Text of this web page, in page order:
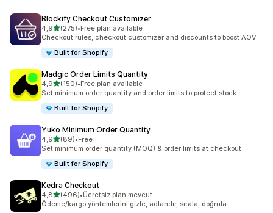
Blockify Checkout Customizer
4,95 yıldız üzerinden
(275)
toplam 275 değerlendirme
•Free plan available
Checkout rules, checkout customizer and discounts to boost AOV
Built for Shopify
Madgic Order Limits Quantity
4,95 yıldız üzerinden
(150)
toplam 150 değerlendirme
•Free plan available
Set minimum order quantity and order limits to protect stock
Built for Shopify
Yuko Minimum Order Quantity
4,95 yıldız üzerinden
(89)
toplam 89 değerlendirme
•Free
Set minimum order quantity (MOQ) & order limits at checkout
Built for Shopify
Kedra Checkout
4,85 yıldız üzerinden
(496)
toplam 496 değerlendirme
•Ücretsiz plan mevcut
Ödeme/kargo yöntemlerini gizle, adlandır, sırala, doğrula